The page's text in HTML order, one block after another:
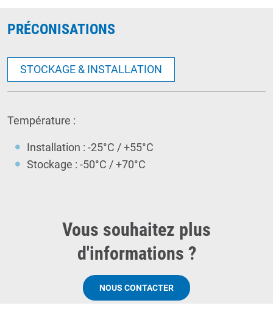
PRÉCONISATIONS
STOCKAGE & INSTALLATION
Température :
Installation : -25°C / +55°C
Stockage : -50°C / +70°C
Vous souhaitez plus
d'informations ?
NOUS CONTACTER